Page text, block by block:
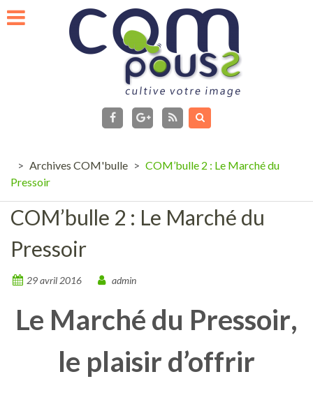
Skip
to
facebook
Flux
> Archives COM'bulle > COM’bulle 2 : Le Marché du
Pressoir
COM’bulle 2 : Le Marché du
Pressoir
29 avril 2016 admin
Le Marché du Pressoir,
le plaisir d’offrir